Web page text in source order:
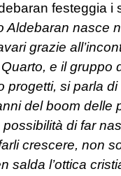
festeggia
Aldebaran nasce
grazie
e il
progetti, si parla
del boom delle
di far
crescere, non
salda l’ottica